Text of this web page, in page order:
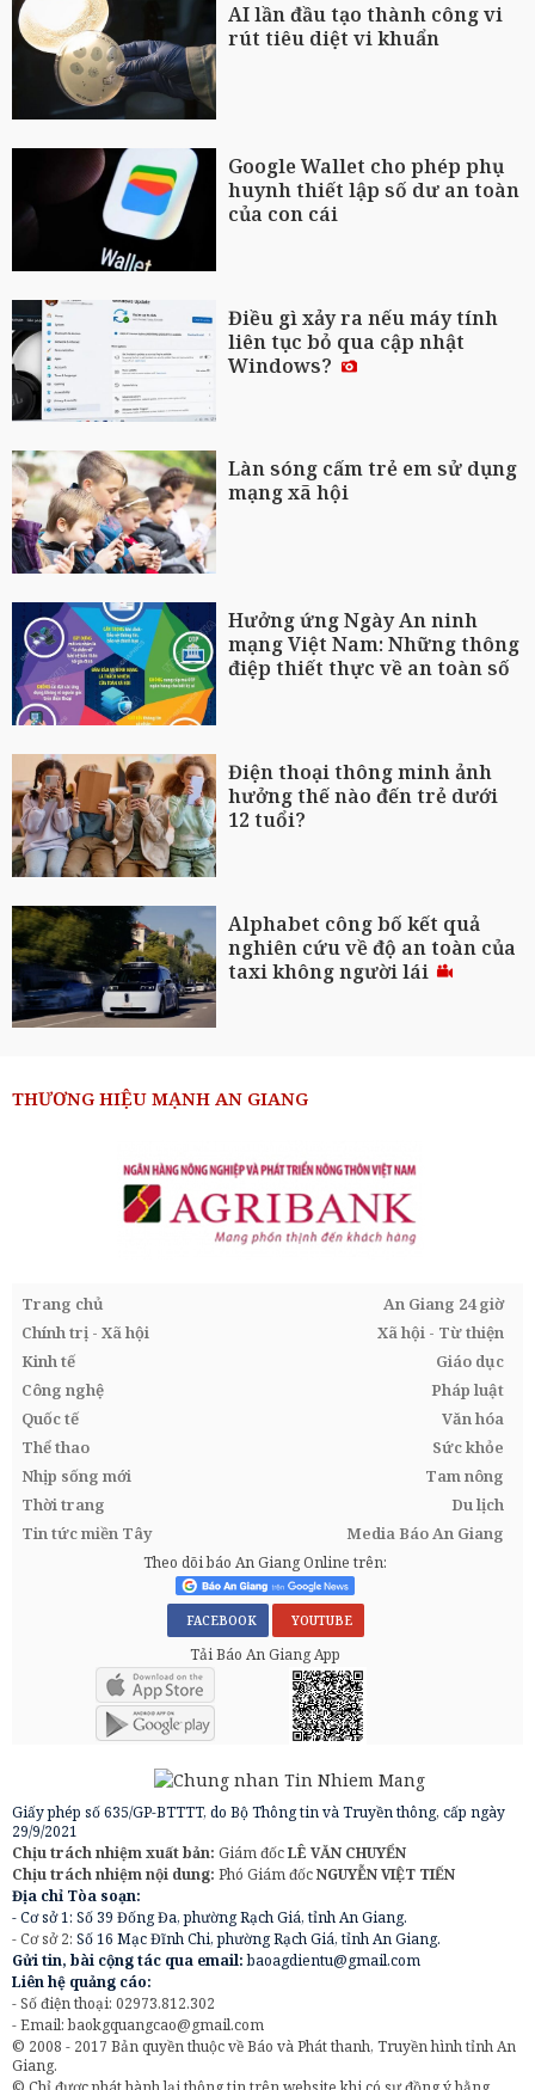
AI lần đầu tạo thành công vi
rút tiêu diệt vi khuẩn
Google Wallet cho phép phụ
huynh thiết lập số dư an toàn
của con cái
Điều gì xảy ra nếu máy tính
liên tục bỏ qua cập nhật
Windows?
Làn sóng cấm trẻ em sử dụng
mạng xã hội
Hưởng ứng Ngày An ninh
mạng Việt Nam: Những thông
điệp thiết thực về an toàn số
Điện thoại thông minh ảnh
hưởng thế nào đến trẻ dưới
12 tuổi?
Alphabet công bố kết quả
nghiên cứu về độ an toàn của
taxi không người lái
THƯƠNG HIỆU MẠNH AN GIANG
Trang chủ
An Giang 24 giờ
Chính trị - Xã hội
Xã hội - Từ thiện
Kinh tế
Giáo dục
Công nghệ
Pháp luật
Quốc tế
Văn hóa
Thể thao
Sức khỏe
Nhịp sống mới
Tam nông
Thời trang
Du lịch
Tin tức miền Tây
Media Báo An Giang
Theo dõi báo An Giang Online trên:
FACEBOOK YOUTUBE
Tải Báo An Giang App
Giấy phép số 635/GP-BTTTT, do Bộ Thông tin và Truyền thông, cấp ngày
29/9/2021
Chịu trách nhiệm xuất bản: Giám đốcLÊ VĂN CHUYỂN
Chịu trách nhiệm nội dung: Phó Giám đốcNGUYỄN VIỆT TIẾN
Địa chỉ Tòa soạn:
- Cơ sở 1: Số 39 Đống Đa, phường Rạch Giá, tỉnh An Giang.
- Cơ sở 2: Số 16 Mạc Đĩnh Chi, phường Rạch Giá, tỉnh An Giang.
Gửi tin, bài cộng tác qua email:baoagdientu@gmail.com
Liên hệ quảng cáo:
- Số điện thoại: 02973.812.302
- Email:baokgquangcao@gmail.com
© 2008 - 2017 Bản quyền thuộc về Báo và Phát thanh, Truyền hình tỉnh An
Giang.